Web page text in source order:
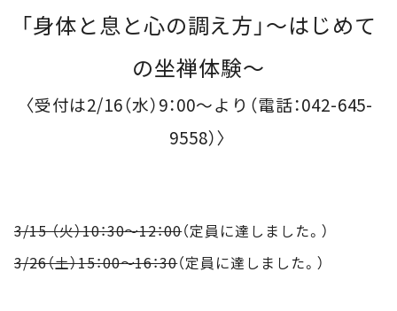
「身体と息と心の調え方」～はじめて
の坐禅体験～
〈受付は2/16（水）9：00～より（電話：042-645-
9558）〉
3/15 （火）10：30～12：00（定員に達しました。）
3/26（土）15：00～16：30（定員に達しました。）